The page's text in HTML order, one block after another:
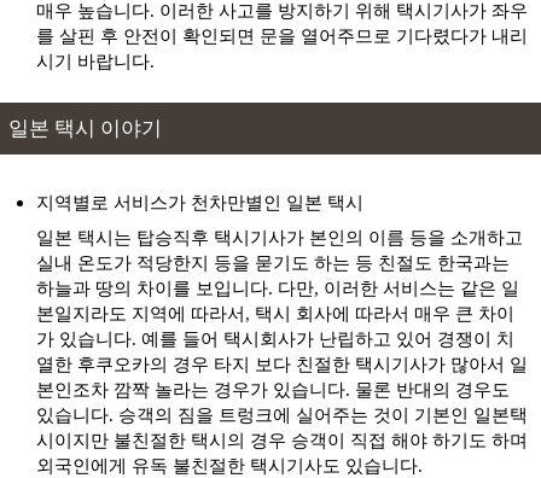
출발 도착
유니클로 도쿠시마 아이즈미점
유니클로 토쿠시마 아이즈미점
출발 도착
유니클로 토쿠시마 오키노하마점
유니클로 도쿠시마점
출발 도착
유니클로 이온몰 도쿠시마점
유니클로 이온몰 토쿠시마점
출발 도착
이야 계곡
이야다니
출발 도착
이야계곡 이중덩쿨다리
오쿠이야 니쥬카즈라바시
출발 도착
타이류사
매우 높습니다. 이러한 사고를 방지하기 위해 택시기사가 좌우
를 살핀 후 안전이 확인되면 문을 열어주므로 기다렸다가 내리
시기 바랍니다.
일본 택시 이야기
지역별로 서비스가 천차만별인 일본 택시
일본 택시는 탑승직후 택시기사가 본인의 이름 등을 소개하고
실내 온도가 적당한지 등을 묻기도 하는 등 친절도 한국과는
하늘과 땅의 차이를 보입니다. 다만, 이러한 서비스는 같은 일
본일지라도 지역에 따라서, 택시 회사에 따라서 매우 큰 차이
가 있습니다. 예를 들어 택시회사가 난립하고 있어 경쟁이 치
열한 후쿠오카의 경우 타지 보다 친절한 택시기사가 많아서 일
본인조차 깜짝 놀라는 경우가 있습니다. 물론 반대의 경우도
있습니다. 승객의 짐을 트렁크에 실어주는 것이 기본인 일본택
시이지만 불친절한 택시의 경우 승객이 직접 해야 하기도 하며
외국인에게 유독 불친절한 택시기사도 있습니다.